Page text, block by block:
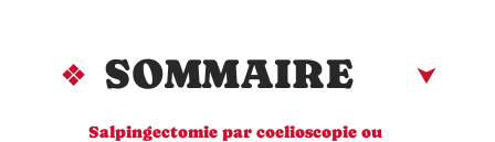
SOMMAIRE
Salpingectomie par coelioscopie ou